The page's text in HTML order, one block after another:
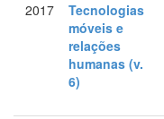
2017
Tecnologias
móveis e
relações
humanas (v.
6)